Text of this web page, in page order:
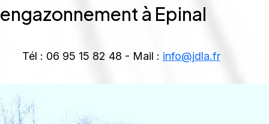
engazonnement à Epinal
Tél : 06 95 15 82 48 - Mail : info@jdla.fr